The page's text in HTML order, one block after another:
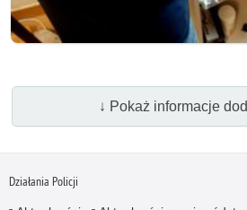
↓ Pokaż informacje
Działania Policji